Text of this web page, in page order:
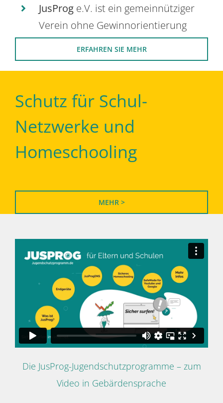
JusProg e.V. ist ein gemeinnütziger
Verein ohne Gewinnorientierung
ERFAHREN SIE MEHR
Schutz für Schul-
Netzwerke und
Homeschooling
MEHR >
Die JusProg-Jugendschutzprogramme – zum
Video in Gebärdensprache